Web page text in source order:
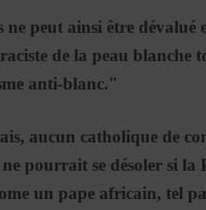
peut ainsi être dévalué
de la peau blanche
anti-blanc."
aucun catholique de
pourrait se désoler si la
un pape africain, tel